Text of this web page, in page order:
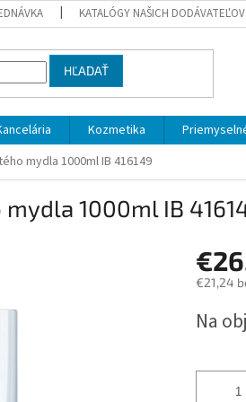
KATALÓGY NAŠICH DODÁVATEĽOV
HĽADAŤ
Kozmetika
mydla 1000ml IB 416149
1000ml IB
€21,24
cena:
Na